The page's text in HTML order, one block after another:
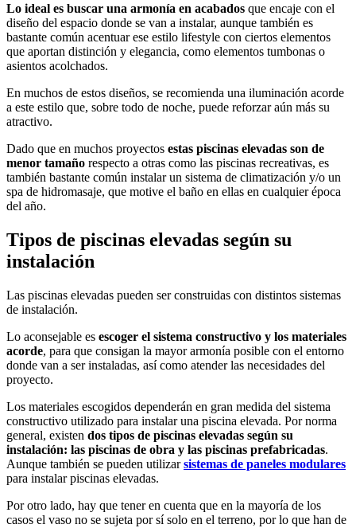
Lo ideal es buscar una armonía en acabados que encaje con el
diseño del espacio donde se van a instalar, aunque también es
bastante común acentuar ese estilo lifestyle con ciertos elementos
que aportan distinción y elegancia, como elementos tumbonas o
asientos acolchados.
En muchos de estos diseños, se recomienda una iluminación acorde
a este estilo que, sobre todo de noche, puede reforzar aún más su
atractivo.
Dado que en muchos proyectos estas piscinas elevadas son de
menor tamaño respecto a otras como las piscinas recreativas, es
también bastante común instalar un sistema de climatización y/o un
spa de hidromasaje, que motive el baño en ellas en cualquier época
del año.
Tipos de piscinas elevadas según su
instalación
Las piscinas elevadas pueden ser construidas con distintos sistemas
de instalación.
Lo aconsejable es escoger el sistema constructivo y los materiales
acorde, para que consigan la mayor armonía posible con el entorno
donde van a ser instaladas, así como atender las necesidades del
proyecto.
Los materiales escogidos dependerán en gran medida del sistema
constructivo utilizado para instalar una piscina elevada. Por norma
general, existen dos tipos de piscinas elevadas según su
instalación: las piscinas de obra y las piscinas prefabricadas.
Aunque también se pueden utilizarsistemas de paneles modulares
para instalar piscinas elevadas.
Por otro lado, hay que tener en cuenta que en la mayoría de los
casos el vaso no se sujeta por sí solo en el terreno, por lo que han de